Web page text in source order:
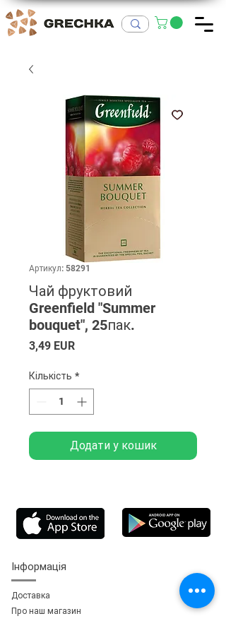
Артикул: 58291
Чай фруктовий
Greenfield "Summer
bouquet", 25пак.
3,49 EURЦіна
Кількість *
Додати у кошик
Інформація
Доставка
Про наш магазин